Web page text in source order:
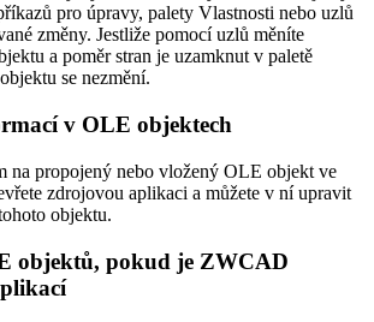
pro úpravy, palety Vlastnosti nebo uzlů
změny. Jestliže pomocí uzlů měníte
a poměr stran je uzamknut v paletě
se nezmění.
v OLE objektech
na propojený nebo vložený OLE objekt ve
zdrojovou aplikaci a můžete v ní upravit
objektu.
objektů, pokud je ZWCAD